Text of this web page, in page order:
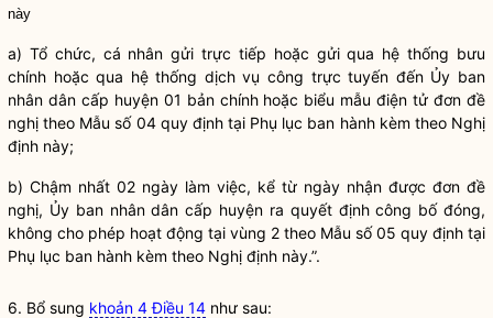
này
a) Tổ chức, cá nhân gửi trực tiếp hoặc gửi qua hệ thống bưu
chính hoặc qua hệ thống dịch vụ công trực tuyến đến Ủy ban
nhân dân cấp huyện 01 bản chính hoặc biểu mẫu điện tử đơn đề
nghị theo Mẫu số 04 quy định tại Phụ lục ban hành kèm theo Nghị
định này;
b) Chậm nhất 02 ngày làm việc, kể từ ngày nhận được đơn đề
nghị, Ủy ban nhân dân cấp huyện ra quyết định công bố đóng,
không cho phép hoạt động tại vùng 2 theo Mẫu số 05 quy định tại
Phụ lục ban hành kèm theo Nghị định này.”.
6. Bổ sung khoản 4 Điều 14 như sau: